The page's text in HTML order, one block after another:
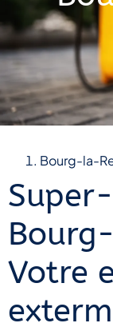
Bourg-la-
Votre